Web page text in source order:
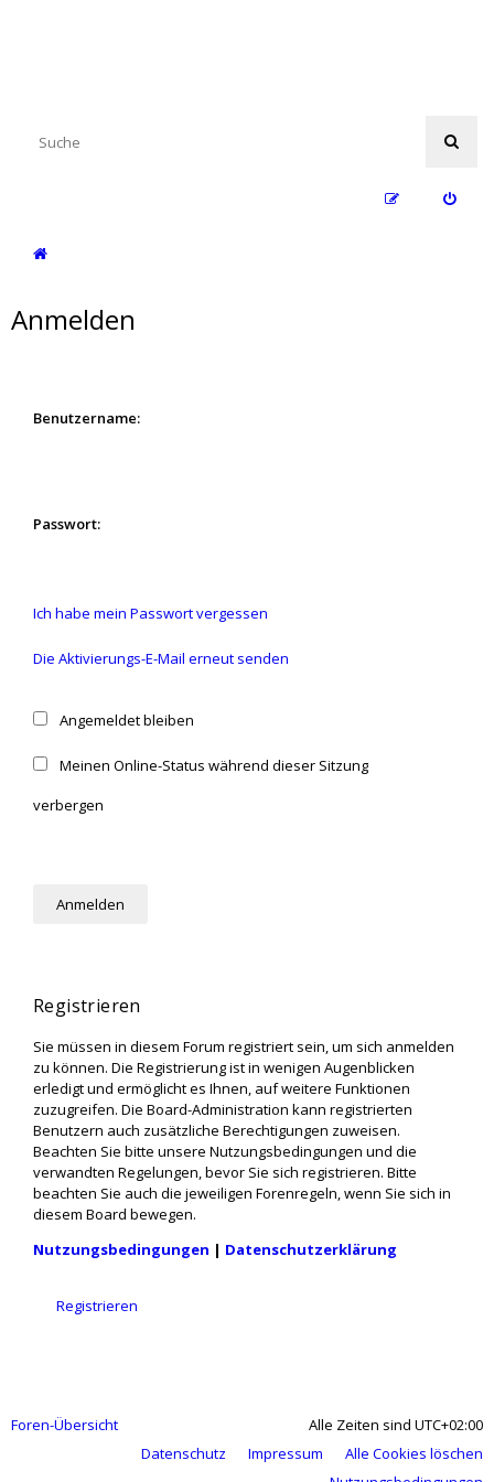
Anmelden
Benutzername:
Passwort:
Ich habe mein Passwort vergessen
Die Aktivierungs-E-Mail erneut senden
Angemeldet bleiben
Meinen Online-Status während dieser Sitzung
verbergen
Registrieren
Sie müssen in diesem Forum registriert sein, um sich anmelden
zu können. Die Registrierung ist in wenigen Augenblicken
erledigt und ermöglicht es Ihnen, auf weitere Funktionen
zuzugreifen. Die Board-Administration kann registrierten
Benutzern auch zusätzliche Berechtigungen zuweisen.
Beachten Sie bitte unsere Nutzungsbedingungen und die
verwandten Regelungen, bevor Sie sich registrieren. Bitte
beachten Sie auch die jeweiligen Forenregeln, wenn Sie sich in
diesem Board bewegen.
Nutzungsbedingungen | Datenschutzerklärung
Registrieren
Foren-Übersicht Alle Zeiten sind UTC+02:00
Alle Cookies löschen
Impressum
Datenschutz